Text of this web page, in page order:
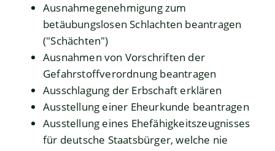
Ausnahmegenehmigung zum
betäubungslosen Schlachten beantragen
("Schächten")
Ausnahmen von Vorschriften der
Gefahrstoffverordnung beantragen
Ausschlagung der Erbschaft erklären
Ausstellung einer Eheurkunde beantragen
Ausstellung eines Ehefähigkeitszeugnisses
für deutsche Staatsbürger, welche nie